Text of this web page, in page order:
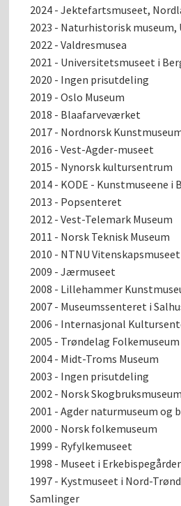
2024 - Jektefartsmuseet,
2023 - Naturhistorisk
2022 - Valdresmusea
2021 - Universitetsmuseet i
2020 - Ingen prisutdeling
2019 - Oslo Museum
2018 - Blaafarveværket
2017 - Nordnorsk
2016 - Vest-Agder-museet
2015 - Nynorsk kultursentrum
2014 - KODE - Kunstmuseene i
2013 - Popsenteret
2012 - Vest-Telemark Museum
2011 - Norsk Teknisk Museum
2010 - NTNU Vitenskapsmuseet
2009 - Jærmuseet
2008 - Lillehammer
2007 - Museumssenteret i
2006 - Internasjonal
2005 - Trøndelag
2004 - Midt-Troms Museum
2003 - Ingen prisutdeling
2002 - Norsk Skogbruksmuseum
2001 - Agder naturmuseum og
2000 - Norsk folkemuseum
1999 - Ryfylkemuseet
1998 - Museet i
1997 - Kystmuseet i Nord-
Samlinger